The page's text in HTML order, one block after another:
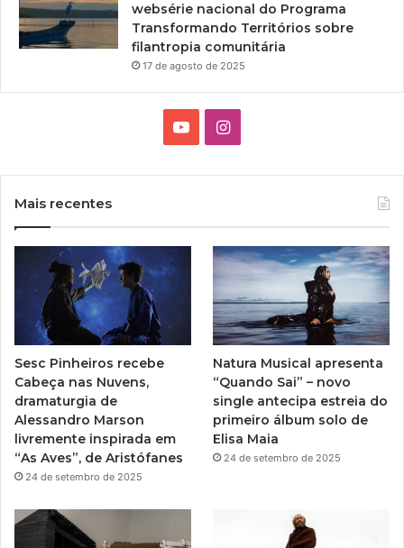
websérie nacional do Programa
Transformando Territórios sobre
filantropia comunitária
17 de agosto de 2025
e
I
g
r
a
m
Mais recentes
Sesc Pinheiros recebe
Cabeça nas Nuvens,
dramaturgia de
Alessandro Marson
livremente inspirada em
“As Aves”, de Aristófanes
24 de setembro de 2025
Natura Musical apresenta
“Quando Sai” – novo
single antecipa estreia do
primeiro álbum solo de
Elisa Maia
24 de setembro de 2025